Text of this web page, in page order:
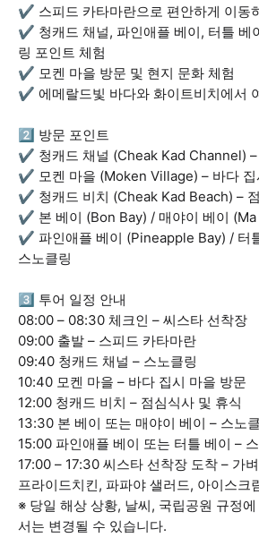
✔ 스피드 카타마란으로 편안하게 이동
✔ 청캐드 채널, 파인애플 베이, 터틀 베
링 포인트 체험
✔ 모켄 마을 방문 및 현지 문화 체험
✔ 에메랄드빛 바다와 화이트비치에서
2️⃣ 방문 포인트
✔ 청캐드 채널 (Cheak Kad Channel) –
✔ 모켄 마을 (Moken Village) – 바다 집
✔ 청캐드 비치 (Cheak Kad Beach) –
✔ 본 베이 (Bon Bay) / 매야이 베이 (Ma
✔ 파인애플 베이 (Pineapple Bay) / 터
스노클링
3️⃣ 투어 일정 안내
08:00 – 08:30 체크인 – 씨스타 선착장
09:00 출발 – 스피드 카타마란
09:40 청캐드 채널 – 스노클링
10:40 모켄 마을 – 바다 집시 마을 방문
12:00 청캐드 비치 – 점심식사 및 휴식
13:30 본 베이 또는 매야이 베이 – 스노
15:00 파인애플 베이 또는 터틀 베이 –
17:00 – 17:30 씨스타 선착장 도착 – 가
프라이드치킨, 파파야 샐러드, 아이스크
※ 당일 해상 상황, 날씨, 국립공원 규정
서는 변경될 수 있습니다.